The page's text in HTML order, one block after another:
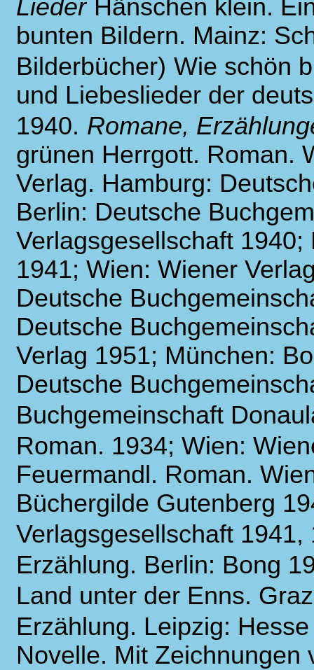
Lieder Hänschen klein.
bunten Bildern. Mainz:
Bilderbücher) Wie schön
und Liebeslieder der
1940. Romane,
grünen Herrgott. Roman.
Verlag. Hamburg:
Berlin: Deutsche
Verlagsgesellschaft
1941; Wien: Wiener
Deutsche
Deutsche
Verlag 1951; München:
Deutsche
Buchgemeinschaft
Roman. 1934; Wien:
Feuermandl. Roman.
Büchergilde Gutenberg
Verlagsgesellschaft 1941,
Erzählung. Berlin: Bong
Land unter der Enns.
Erzählung. Leipzig:
Novelle. Mit Zeichnungen